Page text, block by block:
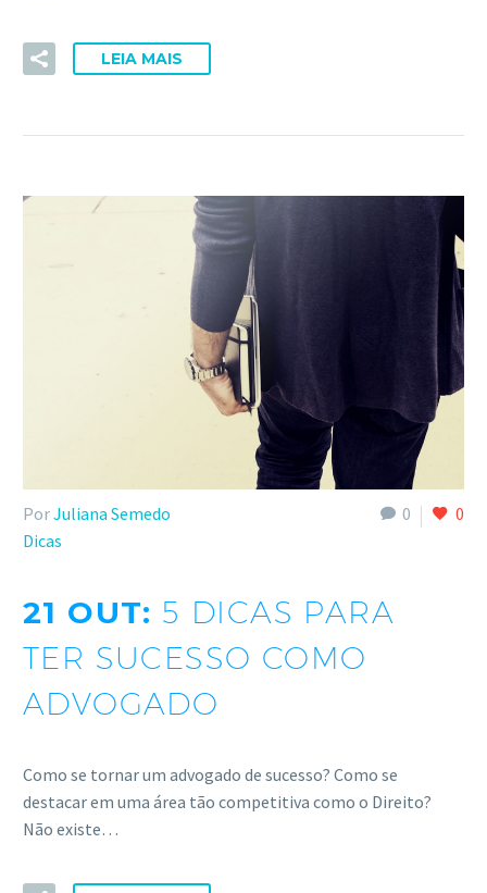
LEIA MAIS
0 0
PorJuliana Semedo
Dicas
21 OUT: 5 DICAS PARA
TER SUCESSO COMO
ADVOGADO
Como se tornar um advogado de sucesso? Como se
destacar em uma área tão competitiva como o Direito?
Não existe…